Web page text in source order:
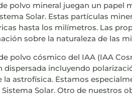
polvo mineral juegan un papel
Solar. Estas partículas
hasta los milímetros. Las
sobre la naturaleza de las
polvo cósmico del IAA (IAA
dispersada incluyendo
la astrofísica. Estamos
Solar. Otro de nuestros